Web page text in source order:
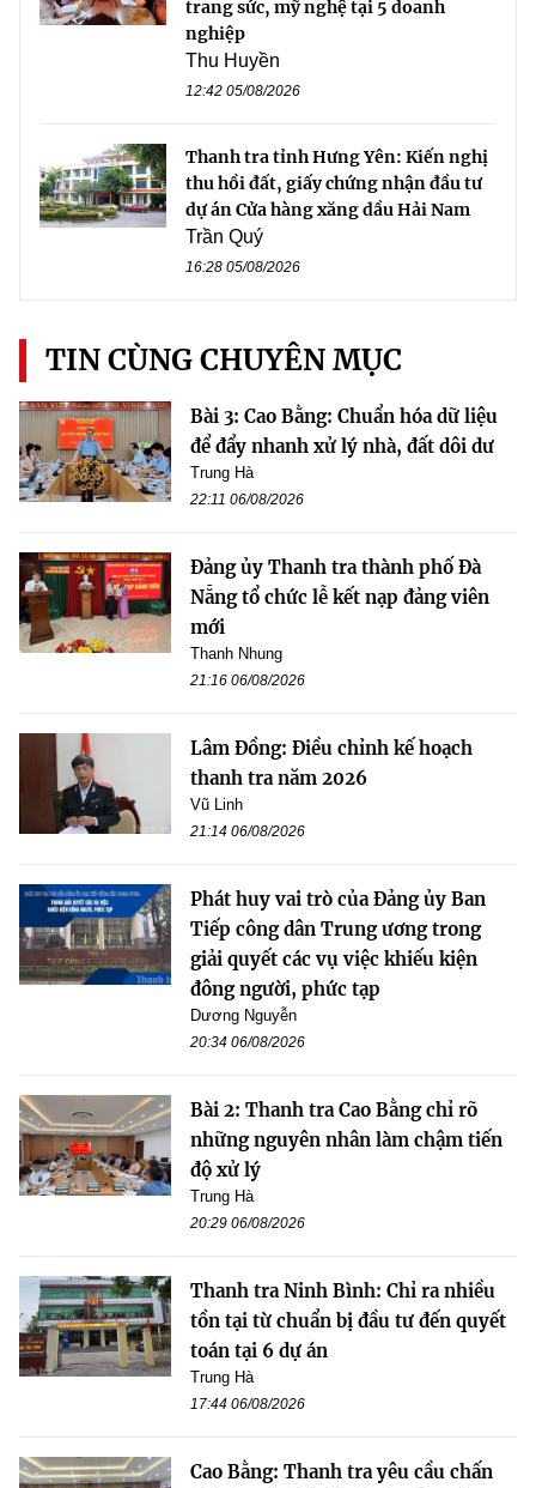
trang sức, mỹ nghệ tại 5 doanh
nghiệp
Thu Huyền
12:42 05/08/2026
Thanh tra tỉnh Hưng Yên: Kiến nghị
thu hồi đất, giấy chứng nhận đầu tư
dự án Cửa hàng xăng dầu Hải Nam
Trần Quý
16:28 05/08/2026
TIN CÙNG CHUYÊN MỤC
Bài 3: Cao Bằng: Chuẩn hóa dữ liệu
để đẩy nhanh xử lý nhà, đất dôi dư
Trung Hà
22:11 06/08/2026
Đảng ủy Thanh tra thành phố Đà
Nẵng tổ chức lễ kết nạp đảng viên
mới
Thanh Nhung
21:16 06/08/2026
Lâm Đồng: Điều chỉnh kế hoạch
thanh tra năm 2026
Vũ Linh
21:14 06/08/2026
Phát huy vai trò của Đảng ủy Ban
Tiếp công dân Trung ương trong
giải quyết các vụ việc khiếu kiện
đông người, phức tạp
Dương Nguyễn
20:34 06/08/2026
Bài 2: Thanh tra Cao Bằng chỉ rõ
những nguyên nhân làm chậm tiến
độ xử lý
Trung Hà
20:29 06/08/2026
Thanh tra Ninh Bình: Chỉ ra nhiều
tồn tại từ chuẩn bị đầu tư đến quyết
toán tại 6 dự án
Trung Hà
17:44 06/08/2026
Cao Bằng: Thanh tra yêu cầu chấn